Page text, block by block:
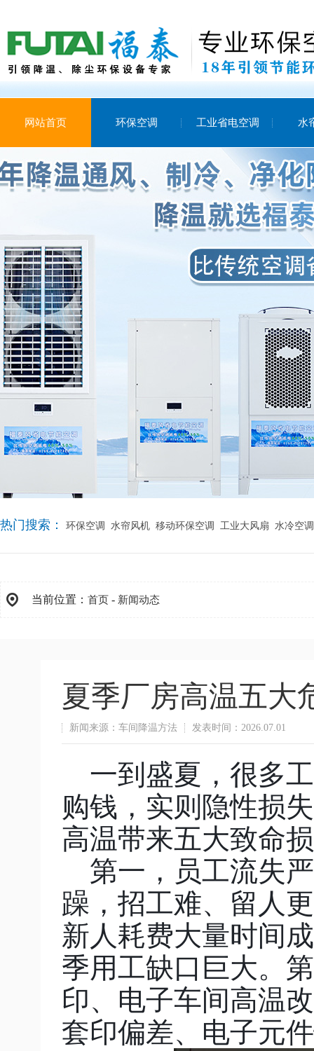
网站首页 环保空调 工业省电空调 水
热门搜索： 环保空调 水帘风机 移动环保空调 工业大风扇 水冷空
当前位置： 首页 - 新闻动态
夏季厂房高温五大
新闻来源：车间降温方法 发表时间：2026.07.01
一到盛夏，很多
购钱，实则隐性损
高温带来五大致命
第一，员工流失
躁，招工难、留人
新人耗费大量时间
季用工缺口巨大。
印、电子车间高温
套印偏差、电子元